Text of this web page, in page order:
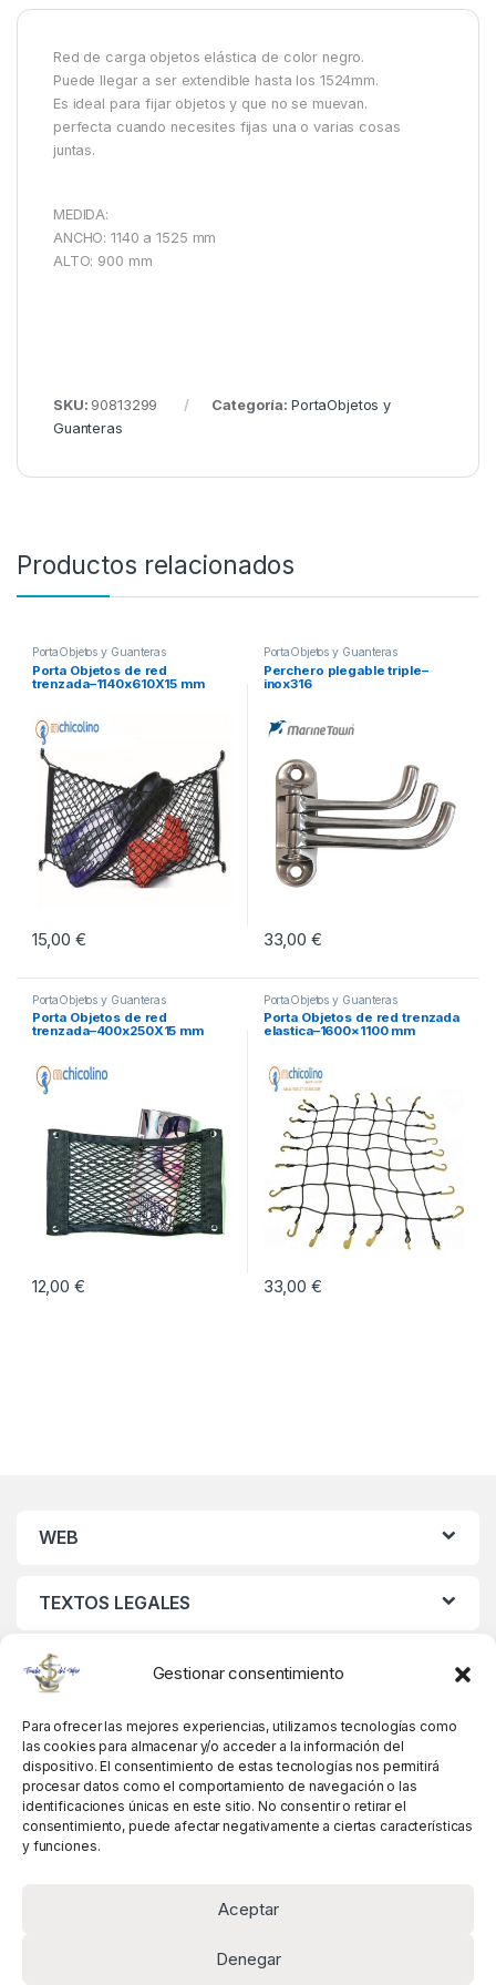
Gestionar consentimiento
Para ofrecer las mejores experiencias, utilizamos tecnologías como
las cookies para almacenar y/o acceder a la información del
dispositivo. El consentimiento de estas tecnologías nos permitirá
procesar datos como el comportamiento de navegación o las
identificaciones únicas en este sitio. No consentir o retirar el
consentimiento, puede afectar negativamente a ciertas características
y funciones.
Aceptar
Denegar
Red de carga objetos elástica de color negro.
Puede llegar a ser extendible hasta los 1524mm.
Es ideal para fijar objetos y que no se muevan.
perfecta cuando necesites fijas una o varias cosas
juntas.
MEDIDA:
ANCHO: 1140 a 1525 mm
ALTO: 900 mm
SKU: 90813299 Categoría: PortaObjetos y
Guanteras
Productos relacionados
PortaObjetos y Guanteras
Porta Objetos de red
trenzada–1140x610X15 mm
15,00 €
PortaObjetos y Guanteras
Perchero plegable triple–
inox316
33,00 €
PortaObjetos y Guanteras
Porta Objetos de red
trenzada–400x250X15 mm
12,00 €
PortaObjetos y Guanteras
Porta Objetos de red trenzada
elastica–1600×1100 mm
33,00 €
WEB
TEXTOS LEGALES
MIS DATOS